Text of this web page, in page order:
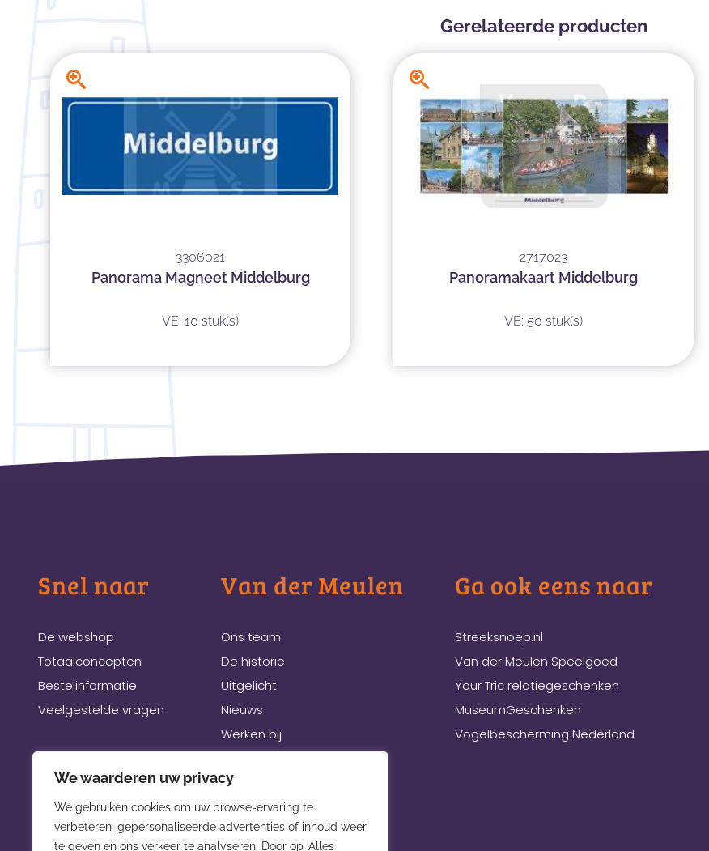
We waarderen uw privacy
We gebruiken cookies om uw browse-ervaring te
verbeteren, gepersonaliseerde advertenties of inhoud weer
te geven en ons verkeer te analyseren. Door op ‘Alles
Gerelateerde producten
3306021
Panorama Magneet Middelburg
VE: 10 stuk(s)
2717023
Panoramakaart Middelburg
VE: 50 stuk(s)
Snel naar
De webshop
Totaalconcepten
Bestelinformatie
Veelgestelde vragen
Van der Meulen
Ons team
De historie
Uitgelicht
Nieuws
Werken bij
Beurzen
Ga ook eens naar
Streeksnoep.nl
Van der Meulen Speelgoed
Your Tric relatiegeschenken
MuseumGeschenken
Vogelbescherming Nederland